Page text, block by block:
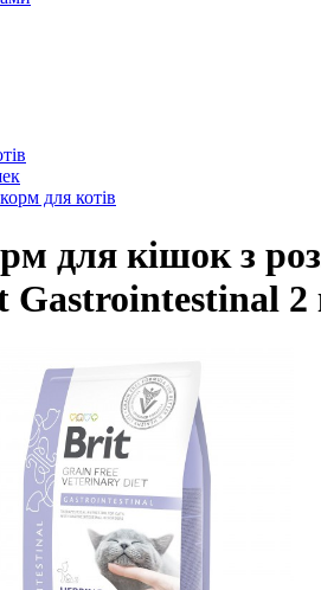
для котів
для кішок з
Gastrointestinal 2